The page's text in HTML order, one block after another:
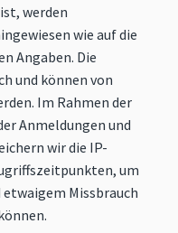
werden
wie auf die
Angaben. Die
und können von
Im Rahmen der
Anmeldungen und
wir die IP-
um
Missbrauch